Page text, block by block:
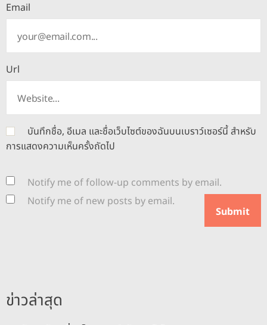
Email
Url
บันทึกชื่อ, อีเมล และชื่อเว็บไซต์ของฉันบนเบราว์เซอร์นี้ สำหรับ
การแสดงความเห็นครั้งถัดไป
Notify me of follow-up comments by email.
Notify me of new posts by email.
ข่าวล่าสุด